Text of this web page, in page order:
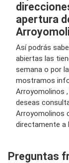
apertura
Así podrás
abiertas las
semana o por
mostramos
Arroyomolinos
deseas
Arroyomolinos
directamente a
Preguntas